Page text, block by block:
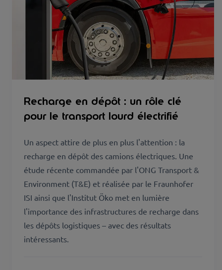
Recharge en dépôt : un rôle clé
pour le transport lourd électrifié
Un aspect attire de plus en plus l'attention : la
recharge en dépôt des camions électriques. Une
étude récente commandée par l'ONG Transport &
Environment (T&E) et réalisée par le Fraunhofer
ISI ainsi que l'Institut Öko met en lumière
l'importance des infrastructures de recharge dans
les dépôts logistiques – avec des résultats
intéressants.